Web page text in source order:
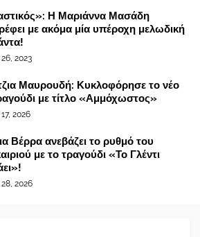
Η Μαριάννα Μασάδη
με ακόμα μία υπέροχη μελωδική
26, 2023
Μαυρουδή: Κυκλοφόρησε το νέο
με τίτλο «Αμμόχωστος»
17, 2026
Βέρρα ανεβάζει το ρυθμό του
με το τραγούδι «Το Γλέντι
28, 2026